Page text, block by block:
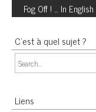
Fog Off ! … In English
C’est à quel sujet ?
Liens